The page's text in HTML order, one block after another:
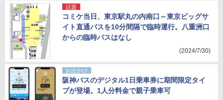
話題
コミケ当日、東京駅丸の内南口～東京ビッグサ
イト直通バスを10分間隔で臨時運行。八重洲口
からの臨時バスはなし
(2024/7/30)
お出かけ
阪神バスのデジタル1日乗車券に期間限定タイ
プが登場。1人分料金で親子乗車可